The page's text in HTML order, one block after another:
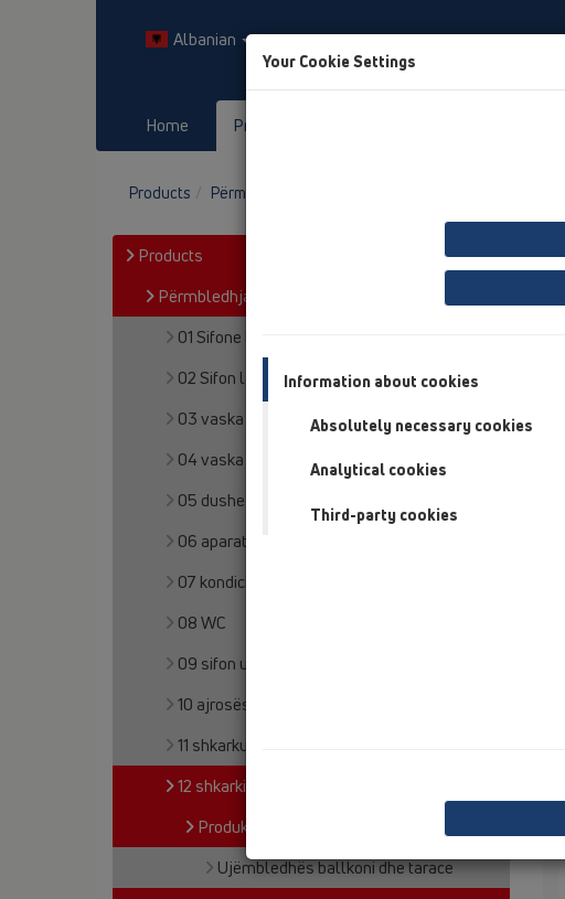
Albanian
Home Products
Products Përmbledhja e artikullit
Products
Përmbledhja e artikullit
01 Sifone kuzhine
02 Sifon lavapjate
03 vaska
04 vaska dushi
05 dushe pa barriera
06 aparate për larje
07 kondicioner dhe ajrim
08 WC
09 sifon urinali
10 ajrosës tubi
11 shkarkues tavani
12 shkarkim tarrace
Produkte
Ujëmbledhës ballkoni dhe tarace
Your Cookie Settings
Information about cookies
Absolutely necessary cookies
Analytical cookies
Third-party cookies